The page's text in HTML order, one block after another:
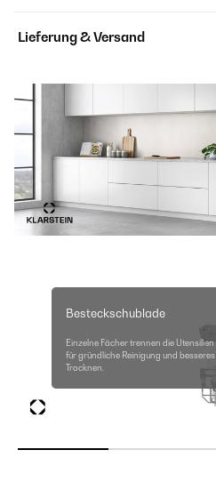
Lieferung & Versand
Besteckschublade
Einzelne Fächer trennen die Utensilien
für gründliche Reinigung und besseres
Trocknen.